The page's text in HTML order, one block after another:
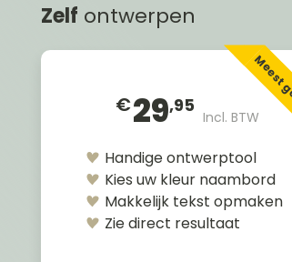
Zelf ontwerpen
€29,95
Incl. BTW
Handige ontwerptool
Kies uw kleur naambord
Makkelijk tekst opmaken
Zie direct resultaat